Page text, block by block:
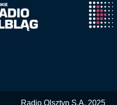
Radio Olsztyn S.A. 2025